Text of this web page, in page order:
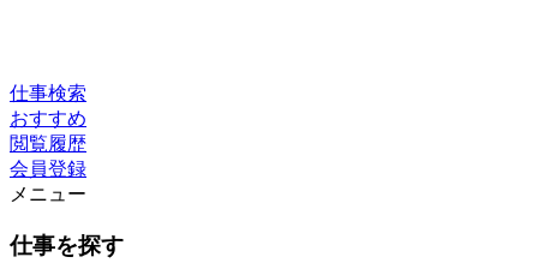
仕事検索
おすすめ
閲覧履歴
会員登録
メニュー
仕事を探す